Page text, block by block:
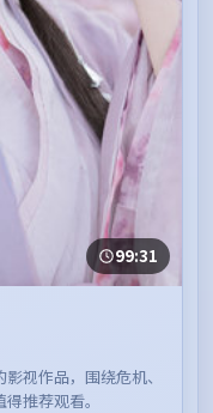
99:31
视作品，围绕危机、
推荐观看。